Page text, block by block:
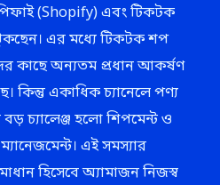
(Shopify) এবং টিকটক
এর মধ্যে টিকটক শপ
কাছে অন্যতম প্রধান আকর্ষণ
কিন্তু একাধিক চ্যানেলে পণ্য
চ্যালেঞ্জ হলো শিপমেন্ট ও
এই সমস্যার
হিসেবে অ্যামাজন নিজস্ব